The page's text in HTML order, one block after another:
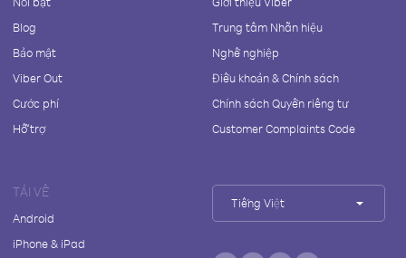
Blog
Bảo mật
Viber Out
Cước phí
Hỗ trợ
Trung tâm Nhãn hiệu
Nghề nghiệp
Điều khoản & Chính sách
Chính sách Quyền riêng tư
Customer Complaints Code
TẢI VỀ
Android
iPhone & iPad
Tiếng Việt